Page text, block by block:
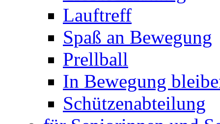
Lauftreff
Spaß an Bewegung
Prellball
In Bewegung
Schützenabteilung